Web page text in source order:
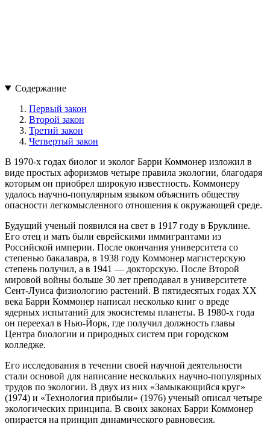
Содержание
Первый закон
Второй закон
Третий закон
Четвертый закон
В 1970-х годах биолог и эколог Барри Коммонер изложил в
виде простых афоризмов четыре правила экологии, благодаря
которым он приобрел широкую известность. Коммонеру
удалось научно-популярным языком объяснить обществу
опасности легкомысленного отношения к окружающей среде.
Будущий ученый появился на свет в 1917 году в Бруклине.
Его отец и мать были еврейскими иммигрантами из
Российской империи. После окончания университета со
степенью бакалавра, в 1938 году Коммонер магистерскую
степень получил, а в 1941 — докторскую. После Второй
мировой войны больше 30 лет преподавал в университете
Сент-Луиса физиологию растений. В пятидесятых годах XX
века Барри Коммонер написал несколько книг о вреде
ядерных испытаний для экосистемы планеты. В 1980-х года
он переехал в Нью-Йорк, где получил должность главы
Центра биологии и природных систем при городском
колледже.
Его исследования в течении своей научной деятельности
стали основой для написание нескольких научно-популярных
трудов по экологии. В двух из них «Замыкающийся круг»
(1974) и «Технология прибыли» (1976) ученый описал четыре
экологических принципа. В своих законах Барри Коммонер
опирается на принцип динамического равновесия.